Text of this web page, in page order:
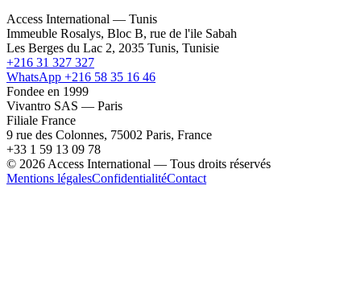
Access International — Tunis
Immeuble Rosalys, Bloc B, rue de l'ile Sabah
Les Berges du Lac 2, 2035 Tunis, Tunisie
+216 31 327 327
WhatsApp +216 58 35 16 46
Fondee en 1999
Vivantro SAS — Paris
Filiale France
9 rue des Colonnes, 75002 Paris, France
+33 1 59 13 09 78
© 2026 Access International — Tous droits réservés
Mentions légalesConfidentialitéContact